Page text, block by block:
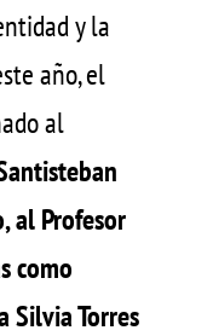
y la
año, el
al
al Profesor
como
Silvia Torres